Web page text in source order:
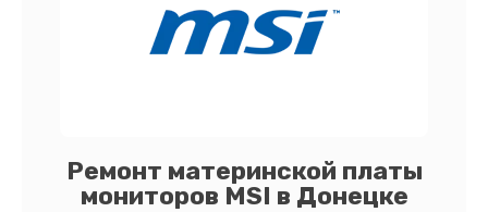
Ремонт материнской платы
мониторов MSI в Донецке